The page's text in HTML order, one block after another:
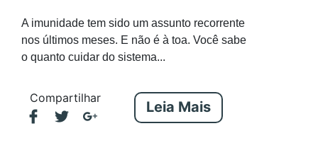
A imunidade tem sido um assunto recorrente
nos últimos meses. E não é à toa. Você sabe
o quanto cuidar do sistema...
Compartilhar
Leia Mais